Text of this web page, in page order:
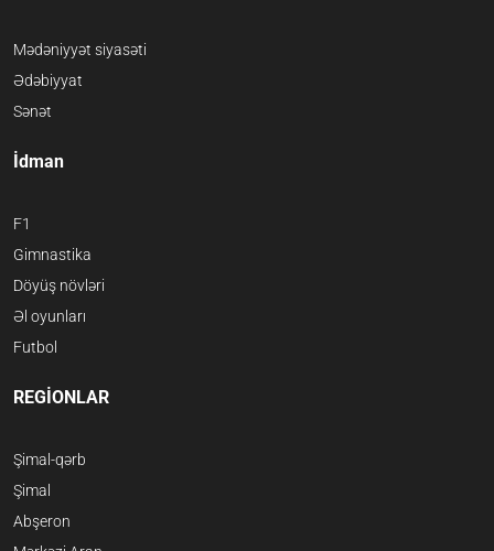
Mədəniyyət siyasəti
Ədəbiyyat
Sənət
İdman
F1
Gimnastika
Döyüş növləri
Əl oyunları
Futbol
REGİONLAR
Şimal-qərb
Şimal
Abşeron